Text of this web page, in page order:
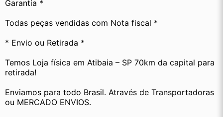
Garantia *
Todas peças vendidas com Nota fiscal *
* Envio ou Retirada *
Temos Loja física em Atibaia – SP 70km da capital para
retirada!
Enviamos para todo Brasil. Através de Transportadoras
ou MERCADO ENVIOS.